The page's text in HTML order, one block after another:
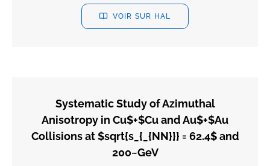
VOIR SUR HAL
Systematic Study of Azimuthal
Anisotropy in Cu$+$Cu and Au$+$Au
Collisions at $sqrt{s_{_{NN}}} = 62.4$ and
200~GeV